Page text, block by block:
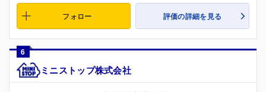
フォロー 評価の詳細を見る
6
ミニストップ株式会社